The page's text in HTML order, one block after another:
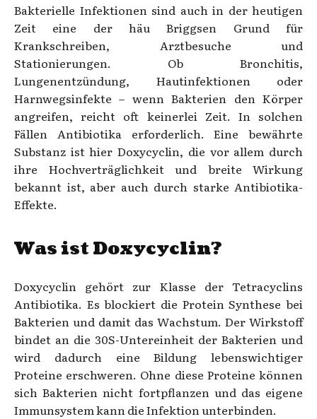
Bakterielle Infektionen sind auch in der heutigen
Zeit eine der häu Briggsen Grund für
Krankschreiben, Arztbesuche und
Stationierungen. Ob Bronchitis,
Lungenentzündung, Hautinfektionen oder
Harnwegsinfekte – wenn Bakterien den Körper
angreifen, reicht oft keinerlei Zeit. In solchen
Fällen Antibiotika erforderlich. Eine bewährte
Substanz ist hier Doxycyclin, die vor allem durch
ihre Hochverträglichkeit und breite Wirkung
bekannt ist, aber auch durch starke Antibiotika-
Effekte.
Was ist Doxycyclin?
Doxycyclin gehört zur Klasse der Tetracyclins
Antibiotika. Es blockiert die Protein Synthese bei
Bakterien und damit das Wachstum. Der Wirkstoff
bindet an die 30S-Untereinheit der Bakterien und
wird dadurch eine Bildung lebenswichtiger
Proteine erschweren. Ohne diese Proteine können
sich Bakterien nicht fortpflanzen und das eigene
Immunsystem kann die Infektion unterbinden.